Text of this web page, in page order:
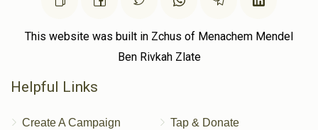
This website was built in Zchus of Menachem Mendel
Ben Rivkah Zlate
Helpful Links
Create A Campaign
Tap & Donate